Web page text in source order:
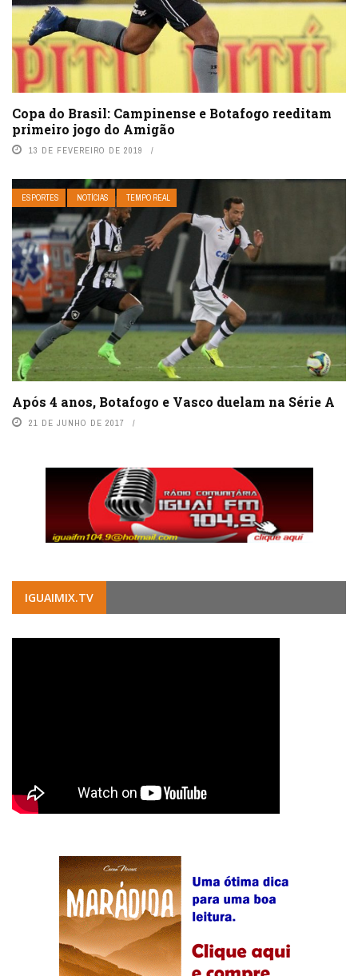
Copa do Brasil: Campinense e Botafogo reeditam
primeiro jogo do Amigão
13 DE FEVEREIRO DE 2019
ESPORTES NOTÍCIAS TEMPO REAL
Após 4 anos, Botafogo e Vasco duelam na Série A
21 DE JUNHO DE 2017
IGUAIMIX.TV